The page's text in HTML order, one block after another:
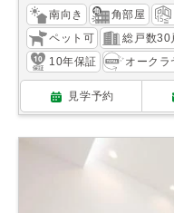
南向き 角部屋
ペット可
総戸数30
10年保証
オークラ
見学予約